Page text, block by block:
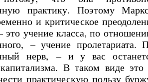
практику. Поэтому
и критическое
это учение класса, по
– учение пролетариата.
нерв, – и у вас
В таком виде
практическую пользу